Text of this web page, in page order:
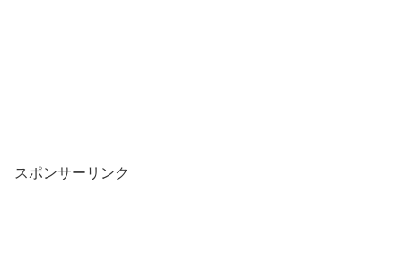
スポンサーリンク